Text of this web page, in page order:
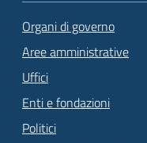
Organi di governo
Aree amministrative
Uffici
Enti e fondazioni
Politici